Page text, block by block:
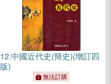
12.中國近代史(簡史)(增訂四
版)
無法訂購